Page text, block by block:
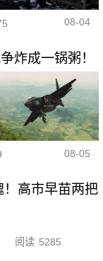
08-04
炸成一锅粥！
08-05
高市早苗两把
阅读 5285